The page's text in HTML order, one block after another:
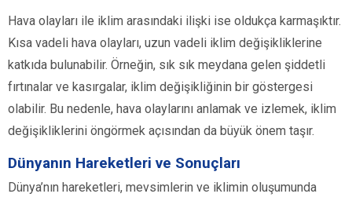
Hava olayları ile iklim arasındaki ilişki ise oldukça karmaşıktır.
Kısa vadeli hava olayları, uzun vadeli iklim değişikliklerine
katkıda bulunabilir. Örneğin, sık sık meydana gelen şiddetli
fırtınalar ve kasırgalar, iklim değişikliğinin bir göstergesi
olabilir. Bu nedenle, hava olaylarını anlamak ve izlemek, iklim
değişikliklerini öngörmek açısından da büyük önem taşır.
Dünyanın Hareketleri ve Sonuçları
Dünya’nın hareketleri, mevsimlerin ve iklimin oluşumunda